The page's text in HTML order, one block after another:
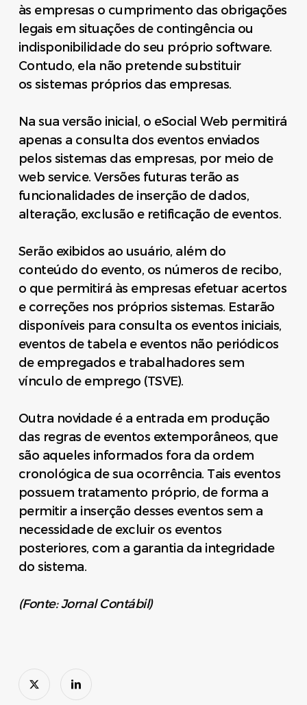
às empresas o cumprimento das obrigações
legais em situações de contingência ou
indisponibilidade do seu próprio software.
Contudo, ela não pretende substituir
os sistemas próprios das empresas.
Na suaversão inicial , o eSocial Web permitirá
apenas a consulta dos eventos enviados
pelos sistemas das empresas, por meio de
web service. Versões futuras terão as
funcionalidades de inserção de dados,
alteração, exclusão e retificação de eventos.
Serão exibidos ao usuário, além do
conteúdo do evento, os números de recibo,
o que permitirá às empresas efetuar acertos
e correções nos próprios sistemas. Estarão
disponíveis para consulta os eventos iniciais,
eventos de tabela e eventos não periódicos
de empregados e trabalhadores sem
vínculo de emprego (TSVE).
Outra novidade é a entrada em produção
das regras de eventos extemporâneos, que
são aqueles informados fora da ordem
cronológica de sua ocorrência. Tais eventos
possuem tratamento próprio, de forma a
permitir a inserção desses eventos sem a
necessidade de excluir os eventos
posteriores, com a garantia da integridade
do sistema.
(Fonte: Jornal Contábil)